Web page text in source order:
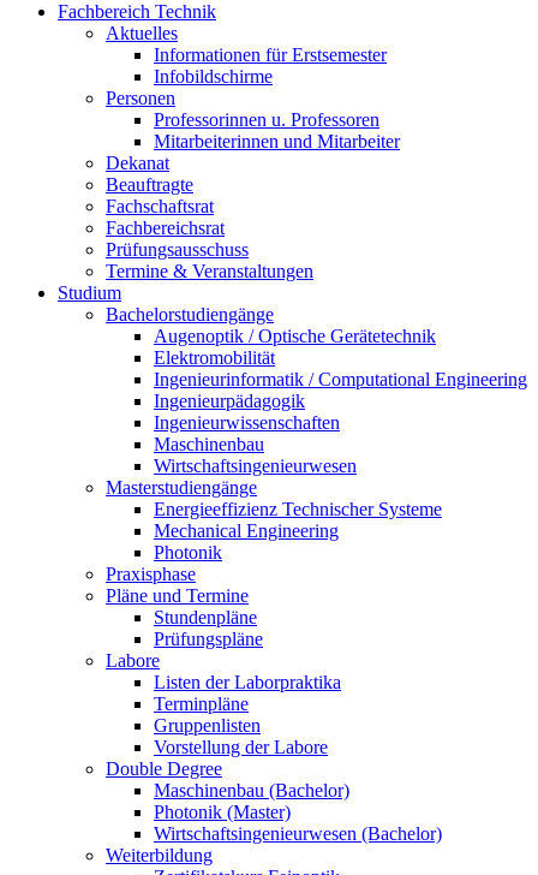
Fachbereich Technik
Aktuelles
Informationen für Erstsemester
Infobildschirme
Personen
Professorinnen u. Professoren
Mitarbeiterinnen und Mitarbeiter
Dekanat
Beauftragte
Fachschaftsrat
Fachbereichsrat
Prüfungsausschuss
Termine & Veranstaltungen
Studium
Bachelorstudiengänge
Augenoptik / Optische Gerätetechnik
Elektromobilität
Ingenieurinformatik / Computational Engineering
Ingenieurpädagogik
Ingenieurwissenschaften
Maschinenbau
Wirtschaftsingenieurwesen
Masterstudiengänge
Energieeffizienz Technischer Systeme
Mechanical Engineering
Photonik
Praxisphase
Pläne und Termine
Stundenpläne
Prüfungspläne
Labore
Listen der Laborpraktika
Terminpläne
Gruppenlisten
Vorstellung der Labore
Double Degree
Maschinenbau (Bachelor)
Photonik (Master)
Wirtschaftsingenieurwesen (Bachelor)
Weiterbildung